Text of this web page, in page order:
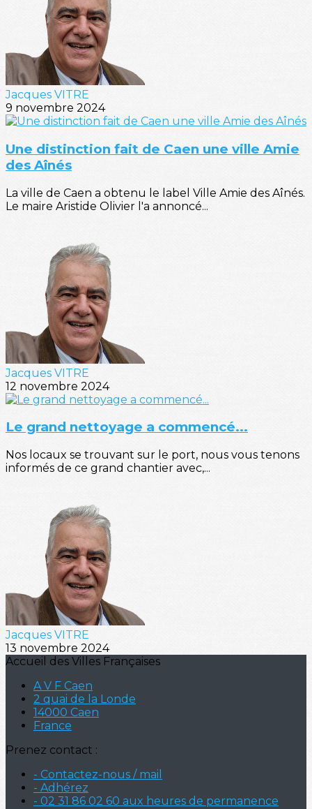
Jacques VITRE
9 novembre 2024
Une distinction fait de Caen une ville Amie
des Aînés
La ville de Caen a obtenu le label Ville Amie des Aînés.
Le maire Aristide Olivier l'a annoncé...
Jacques VITRE
12 novembre 2024
Le grand nettoyage a commencé...
Nos locaux se trouvant sur le port, nous vous tenons
informés de ce grand chantier avec,...
Jacques VITRE
13 novembre 2024
Accueil des Villes Françaises
A V F Caen
2 quai de la Londe
14000 Caen
France
Prenez contact :
- Contactez-nous / mail
- Adhérez
- 02 31 86 02 60 aux heures de permanence